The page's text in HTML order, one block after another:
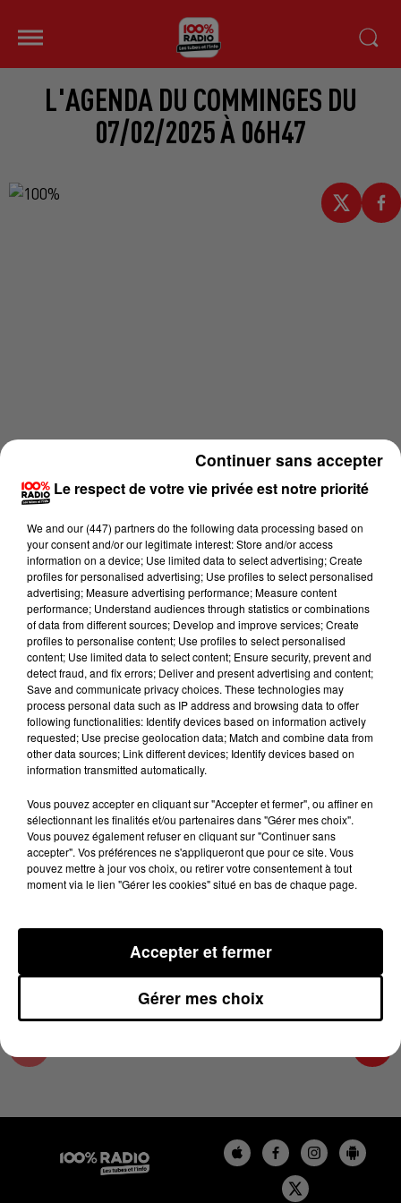
L'AGENDA DU COMMINGES DU
07/02/2025 À 06H47
Lecture (1 min 14 sec)
100%
100% Radio l'agenda du Comminges
7 février 2025 - 1 min 14 sec
L'AGENDA DU COMMINGES DU 07/02/2025 À
06H47
L'AGENDA DU COMMINGES
Le respect de votre vie privée est notre priorité
We and our (447) partnersdo the following data processing based on
your consent and/or our legitimate interest: Store and/or access
information on a device; Use limited data to select advertising; Create
profiles for personalised advertising; Use profiles to select personalised
advertising; Measure advertising performance; Measure content
performance; Understand audiences through statistics or combinations
of data from different sources; Develop and improve services; Create
profiles to personalise content; Use profiles to select personalised
content; Use limited data to select content; Ensure security, prevent and
detect fraud, and fix errors; Deliver and present advertising and content;
Save and communicate privacy choices. These technologies may
process personal data such as IP address and browsing data to offer
following functionalities: Identify devices based on information actively
requested; Use precise geolocation data; Match and combine data from
other data sources; Link different devices; Identify devices based on
information transmitted automatically.
Vous pouvez accepter en cliquant sur "Accepter et fermer", ou affiner en
sélectionnant les finalités et/ou partenaires dans "Gérer mes choix".
Vous pouvez également refuser en cliquant sur "Continuer sans
accepter". Vos préférences ne s'appliqueront que pour ce site. Vous
pouvez mettre à jour vos choix, ou retirer votre consentement à tout
moment via le lien "Gérer les cookies" situé en bas de chaque page.
Gérer mes choix
Accepter et fermer
Continuer sans accepter